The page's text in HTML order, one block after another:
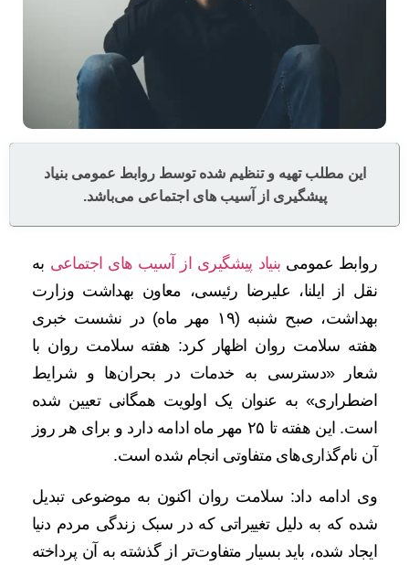
این مطلب تهیه و تنظیم شده توسط روابط عمومی بنیاد
پیشگیری از آسیب های اجتماعی می‌باشد.
روابط عمومی بنیاد پیشگیری از آسیب های اجتماعی به
نقل از ایلنا، علیرضا رئیسی، معاون بهداشت وزارت
بهداشت، صبح شنبه (۱۹ مهر ماه) در نشست خبری
هفته سلامت روان اظهار کرد: هفته سلامت روان با
شعار «دسترسی به خدمات در بحران‌ها و شرایط
اضطراری» به عنوان یک اولویت همگانی تعیین شده
است. این هفته تا ۲۵ مهر ماه ادامه دارد و برای هر روز
آن نام‌گذاری‌های متفاوتی انجام شده است.
وی ادامه داد: سلامت روان اکنون به موضوعی تبدیل
شده که به دلیل تغییراتی که در سبک زندگی مردم دنیا
ایجاد شده، باید بسیار متفاوت‌تر از گذشته به آن پرداخته